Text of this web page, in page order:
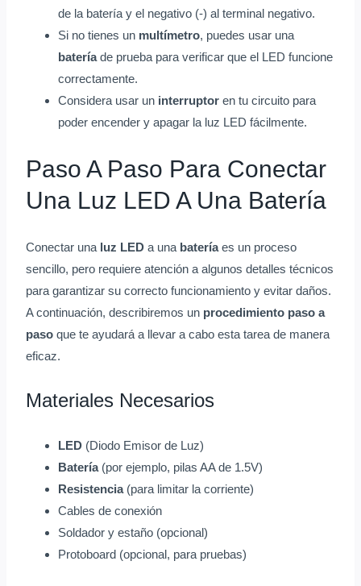
de la batería y el negativo (-) al terminal negativo.
Si no tienes un multímetro, puedes usar una
bateríade prueba para verificar que el LED funcione
correctamente.
Considera usar un interruptor en tu circuito para
poder encender y apagar la luz LED fácilmente.
Paso A Paso Para Conectar
Una Luz LED A Una Batería
Conectar una luz LED a una bateríaes un proceso
sencillo, pero requiere atención a algunos detalles técnicos
para garantizar su correcto funcionamiento y evitar daños.
A continuación, describiremos un procedimiento paso a
paso que te ayudará a llevar a cabo esta tarea de manera
eficaz.
Materiales Necesarios
LED (Diodo Emisor de Luz)
Batería(por ejemplo, pilas AA de 1.5V)
Resistencia(para limitar la corriente)
Cables de conexión
Soldador y estaño (opcional)
Protoboard (opcional, para pruebas)